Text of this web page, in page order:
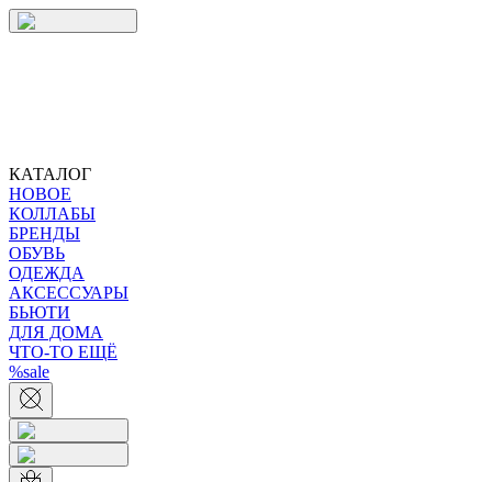
КАТАЛОГ
НОВОЕ
КОЛЛАБЫ
БРЕНДЫ
ОБУВЬ
ОДЕЖДА
АКСЕССУАРЫ
БЬЮТИ
ДЛЯ ДОМА
ЧТО-ТО ЕЩЁ
%sale